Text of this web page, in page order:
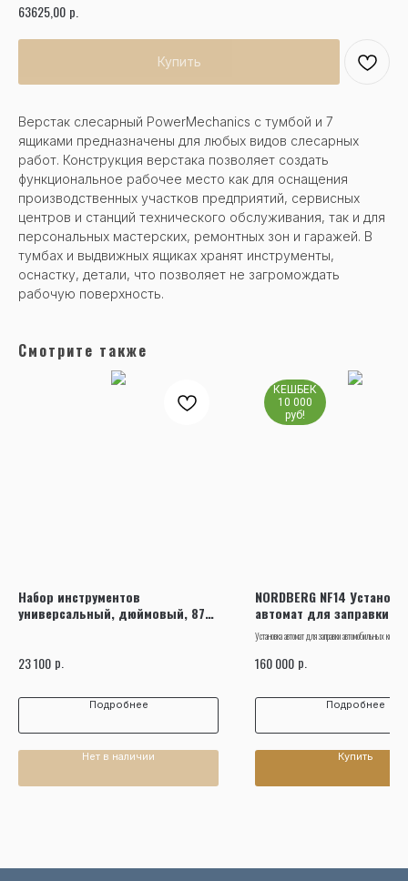
63625,00 р.
Купить
Верстак слесарный PowerMechanics с тумбой и 7
ящиками предназначены для любых видов слесарных
работ. Конструкция верстака позволяет создать
функциональное рабочее место как для оснащения
производственных участков предприятий, сервисных
центров и станций технического обслуживания, так и для
персональных мастерских, ремонтных зон и гаражей. В
тумбах и выдвижных ящиках хранят инструменты,
оснастку, детали, что позволяет не загромождать
рабочую поверхность.
Смотрите также
Набор инструментов
универсальный, дюймовый, 87
23 100 р.
Подробнее
Нет в наличии
КЕШБЕК
10 000
руб!
NORDBERG NF14
автомат для заправки
автомобильных
Установка автомат для заправки автомобильных
160 000 р.
Подробнее
Купить